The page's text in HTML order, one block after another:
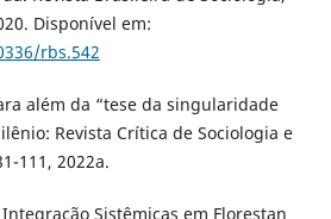
Disponível em:
rbs.542
além da “tese da singularidade
Revista Crítica de Sociologia e
111, 2022a.
Integração Sistêmicas em Florestan